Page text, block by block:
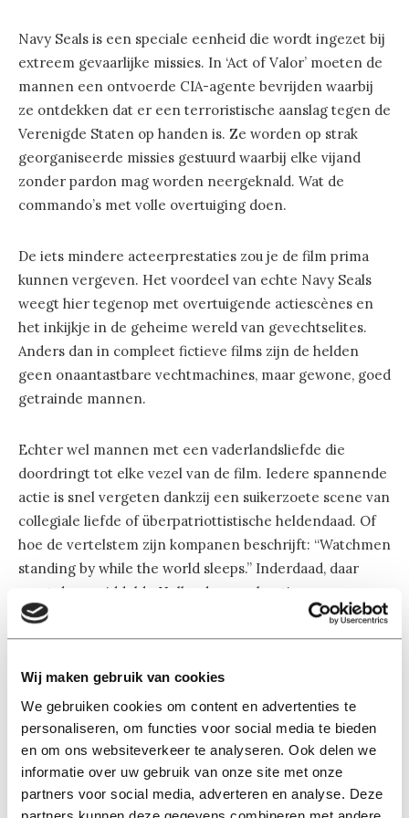
Wij maken gebruik van cookies
We gebruiken cookies om content en advertenties te
personaliseren, om functies voor social media te bieden
en om ons websiteverkeer te analyseren. Ook delen we
informatie over uw gebruik van onze site met onze
partners voor social media, adverteren en analyse. Deze
Navy Seals is een speciale eenheid die wordt ingezet bij
extreem gevaarlijke missies. In ‘Act of Valor’ moeten de
mannen een ontvoerde CIA-agente bevrijden waarbij
ze ontdekken dat er een terroristische aanslag tegen de
Verenigde Staten op handen is. Ze worden op strak
georganiseerde missies gestuurd waarbij elke vijand
zonder pardon mag worden neergeknald. Wat de
commando’s met volle overtuiging doen.
De iets mindere acteerprestaties zou je de film prima
kunnen vergeven. Het voordeel van echte Navy Seals
weegt hier tegenop met overtuigende actiescènes en
het inkijkje in de geheime wereld van gevechtselites.
Anders dan in compleet fictieve films zijn de helden
geen onaantastbare vechtmachines, maar gewone, goed
getrainde mannen.
Echter wel mannen met een vaderlandsliefde die
doordringt tot elke vezel van de film. Iedere spannende
actie is snel vergeten dankzij een suikerzoete scene van
collegiale liefde of überpatriottistische heldendaad. Of
hoe de vertelstem zijn kompanen beschrijft: “Watchmen
standing by while the world sleeps.” Inderdaad, daar
moet de gemiddelde Hollander een beetje van spugen.
De film is voortgekomen uit een rekruteringsspot van
zitten hele mooie shots in en geeft een inzicht in de
werking van militaire operaties. Het patriottisme is
alleen zo allesoverheersend dat een ouderwets Disney
sprookje een minder zoete nasmaak achterlaat.
‘Act of Valor’, gezien in de Sneak Preview in Pathé.